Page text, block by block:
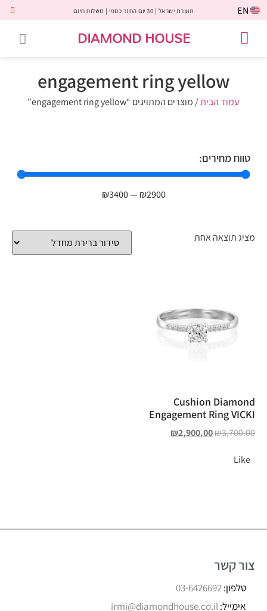
EN תוצרת ישראל | 30 יום החזר כספי | משלוח חינם
DIAMOND HOUSE
engagement ring yellow
עמוד הבית/ מוצרים המתויגים “engagement ring yellow”
טווח מחירים:
₪2900
—
₪3400
מציג תוצאה אחת
Cushion Diamond
Engagement Ring VICKI
₪3,700.00
₪2,900.00
Like
צור קשר
טלפון:03-6426692
אימייל:irmi@diamondhouse.co.il